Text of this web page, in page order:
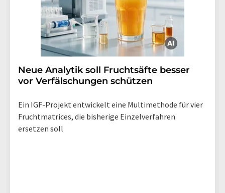
Neue Analytik soll Fruchtsäfte besser
vor Verfälschungen schützen
Ein IGF-Projekt entwickelt eine Multimethode für vier
Fruchtmatrices, die bisherige Einzelverfahren
ersetzen soll